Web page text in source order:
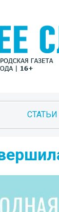
СТАТЬИ